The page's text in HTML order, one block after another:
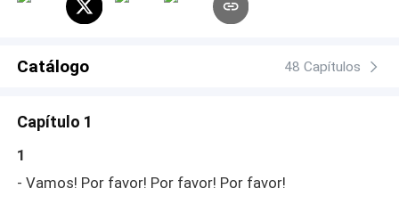
Catálogo 48 Capítulos
Capítulo 1
1
- Vamos! Por favor! Por favor! Por favor!